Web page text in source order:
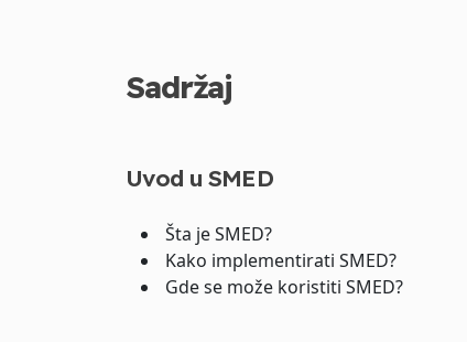
Sadržaj
Uvod u SMED
Šta je SMED?
Kako implementirati SMED?
Gde se može koristiti SMED?